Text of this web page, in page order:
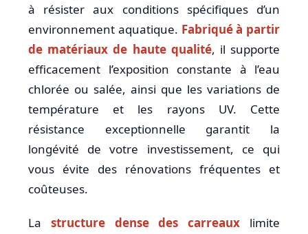
à résister aux conditions spécifiques d’un
environnement aquatique. Fabriqué à partir
de matériaux de haute qualité, il supporte
efficacement l’exposition constante à l’eau
chlorée ou salée, ainsi que les variations de
température et les rayons UV. Cette
résistance exceptionnelle garantit la
longévité de votre investissement, ce qui
vous évite des rénovations fréquentes et
coûteuses.
La structure dense des carreaux limite